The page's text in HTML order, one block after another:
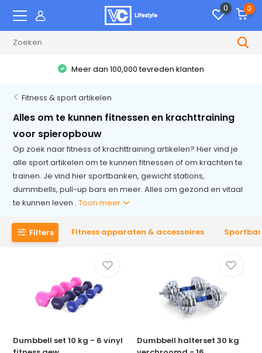
0 0
Meer dan 100,000 tevreden klanten
Fitness & sport artikelen
Alles om te kunnen fitnessen en krachttraining
voor spieropbouw
Op zoek naar fitness of krachttraining artikelen? Hier vind je
alle sport artikelen om te kunnen fitnessen of om krachten te
trainen. Je vind hier sportbanken, gewicht stations,
dummbells, pull-up bars en meer. Alles om gezond en vitaal
te kunnen leven .Toon meer
Filters Fitness apparaten & accessoires
Dumbbell set 10 kg - 6 vinyl
Dumbbell halterset 30 kg